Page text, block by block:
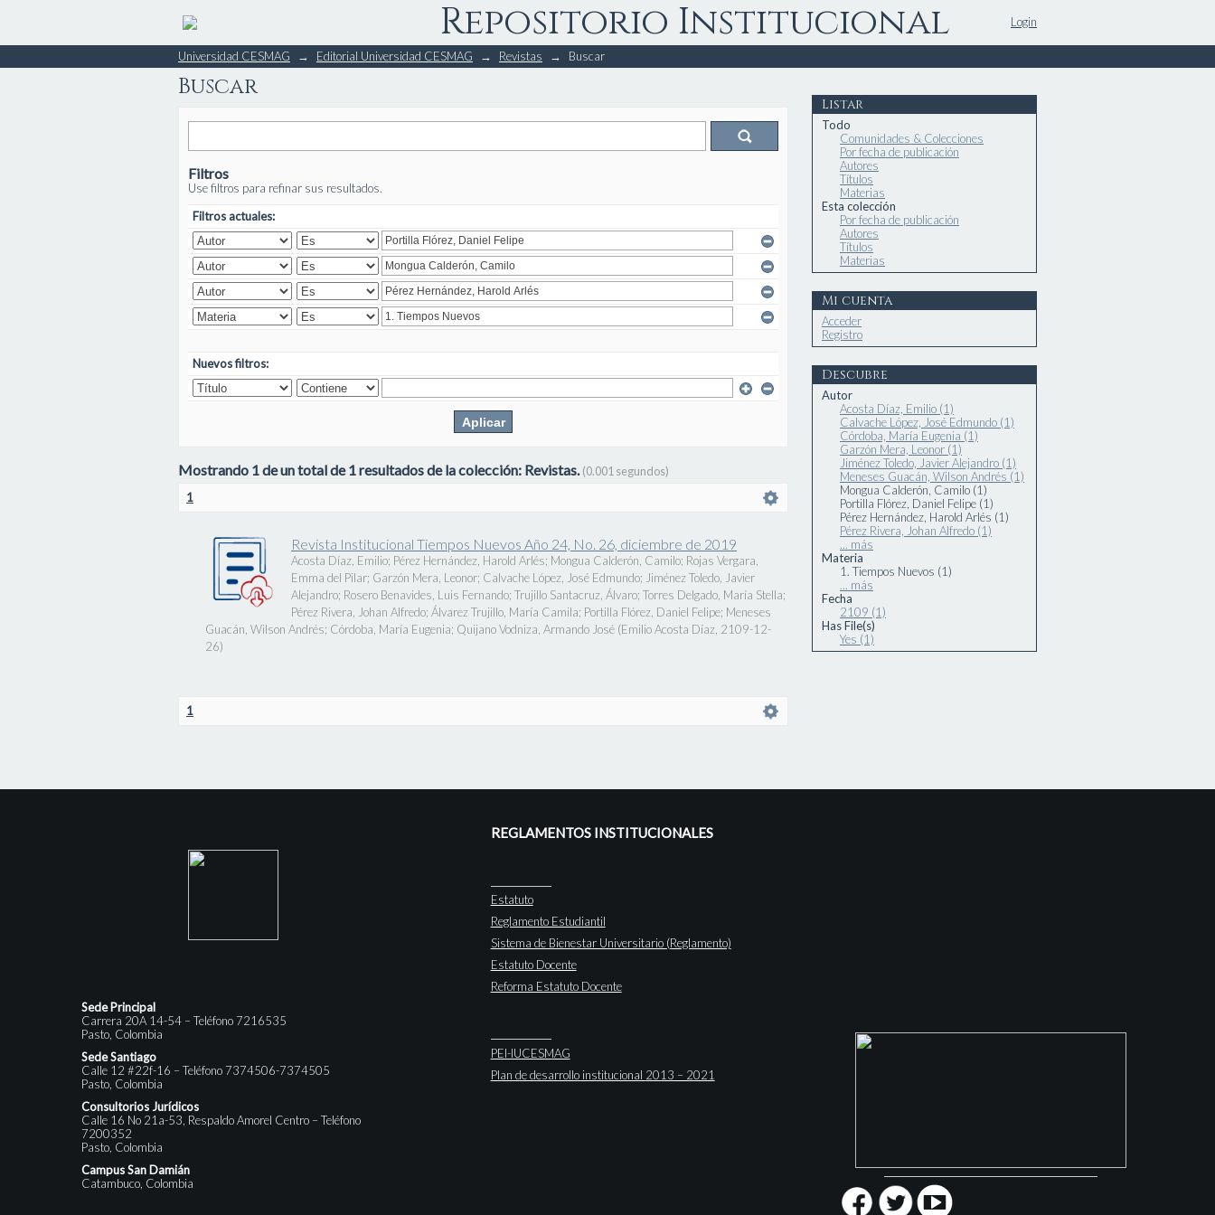
Repositorio Institucional
Buscar
Login
Universidad CESMAG → Editorial Universidad CESMAG → Revistas → Buscar
Buscar
Filtros
Use filtros para refinar sus resultados.
Filtros actuales:
Nuevos filtros:
Mostrando 1 de un total de 1 resultados de la colección: Revistas.(0.001 segundos)
1
Revista Institucional Tiempos Nuevos Año 24, No. 26, diciembre de 2019
Acosta Díaz, Emilio; Pérez Hernández, Harold Arlés; Mongua Calderón, Camilo; Rojas Vergara,
Emma del Pilar; Garzón Mera, Leonor; Calvache López, José Edmundo; Jiménez Toledo, Javier
Alejandro; Rosero Benavides, Luis Fernando; Trujillo Santacruz, Álvaro; Torres Delgado, María Stella;
Pérez Rivera, Johan Alfredo; Álvarez Trujillo, María Camila; Portilla Flórez, Daniel Felipe; Meneses
Guacán, Wilson Andrés; Córdoba, María Eugenia; Quijano Vodniza, Armando José (Emilio Acosta Díaz 2109-12-
26)
1
Listar
Todo
Comunidades & Colecciones
Por fecha de publicación
Autores
Títulos
Materias
Esta colección
Por fecha de publicación
Autores
Títulos
Materias
Mi cuenta
Acceder
Registro
Descubre
Autor
Acosta Díaz, Emilio (1)
Calvache López, José Edmundo (1)
Córdoba, María Eugenia (1)
Garzón Mera, Leonor (1)
Jiménez Toledo, Javier Alejandro (1)
Meneses Guacán, Wilson Andrés (1)
Mongua Calderón, Camilo (1)
Portilla Flórez, Daniel Felipe (1)
Pérez Hernández, Harold Arlés (1)
Pérez Rivera, Johan Alfredo (1)
... más
Materia
1. Tiempos Nuevos (1)
... más
Fecha
2109 (1)
Has File(s)
Yes (1)
Sede Principal
Carrera 20A 14-54 – Teléfono 7216535
Pasto, Colombia
Sede Santiago
Calle 12 #22f-16 – Teléfono 7374506-7374505
Pasto, Colombia
Consultorios Jurídicos
Calle 16 No 21a-53, Respaldo Amorel Centro – Teléfono
7200352
Pasto, Colombia
Campus San Damián
Catambuco, Colombia
REGLAMENTOS INSTITUCIONALES
Estatuto
Reglamento Estudiantil
Sistema de Bienestar Universitario (Reglamento)
Estatuto Docente
Reforma Estatuto Docente
PEI-IUCESMAG
Plan de desarrollo institucional 2013 – 2021